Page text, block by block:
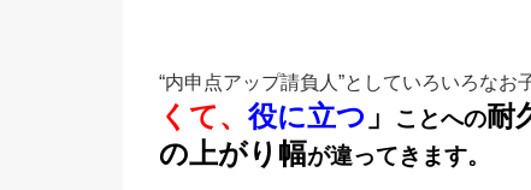
“内申点アップ請負人”としていろいろなお
くて、 役に立つ 」 ことへの耐
の上がり幅が違ってきます。